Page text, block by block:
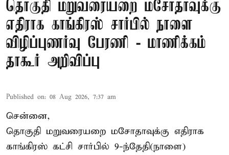
தொகுதி மறுவரையறை மசோதாவுக்கு
எதிராக காங்கிரஸ் சார்பில் நாளை
விழிப்புணர்வு பேரணி - மாணிக்கம்
தாகூர் அறிவிப்பு
Published on: 08 Aug 2026, 7:37 am
சென்னை,
தொகுதி மறுவரையறை மசோதாவுக்கு எதிராக
காங்கிரஸ் கட்சி சார்பில் 9-ந்தேதி(நாளை)